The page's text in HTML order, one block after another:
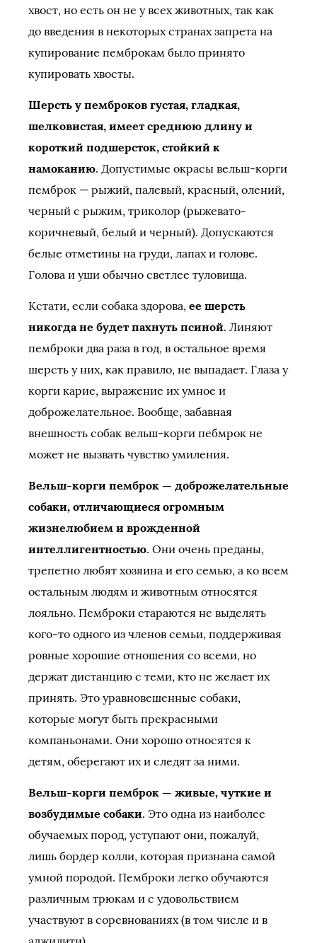
хвост, но есть он не у всех животных, так как
до введения в некоторых странах запрета на
купирование пемброкам было принято
купировать хвосты.
Шерсть у пемброков густая, гладкая,
шелковистая, имеет среднюю длину и
короткий подшерсток, стойкий к
намоканию. Допустимые окрасы вельш-корги
пемброк — рыжий, палевый, красный, олений,
черный с рыжим, триколор (рыжевато-
коричневый, белый и черный). Допускаются
белые отметины на груди, лапах и голове.
Голова и уши обычно светлее туловища.
Кстати, если собака здорова, ее шерсть
никогда не будет пахнуть псиной. Линяют
пемброки два раза в год, в остальное время
шерсть у них, как правило, не выпадает. Глаза у
корги карие, выражение их умное и
доброжелательное. Вообще, забавная
внешность собак вельш-корги пебмрок не
может не вызвать чувство умиления.
Вельш-корги пемброк — доброжелательные
собаки, отличающиеся огромным
жизнелюбием и врожденной
интеллигентностью. Они очень преданы,
трепетно любят хозяина и его семью, а ко всем
остальным людям и животным относятся
лояльно. Пемброки стараются не выделять
кого-то одного из членов семьи, поддерживая
ровные хорошие отношения со всеми, но
держат дистанцию с теми, кто не желает их
принять. Это уравновешенные собаки,
которые могут быть прекрасными
компаньонами. Они хорошо относятся к
детям, оберегают их и следят за ними.
Вельш-корги пемброк — живые, чуткие и
возбудимые собаки. Это одна из наиболее
обучаемых пород, уступают они, пожалуй,
лишь бордер колли, которая признана самой
умной породой. Пемброки легко обучаются
различным трюкам и с удовольствием
участвуют в соревнованиях (в том числе и в